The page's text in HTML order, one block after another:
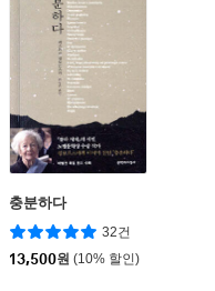
충분하다
32건
13,500원 (10% 할인)